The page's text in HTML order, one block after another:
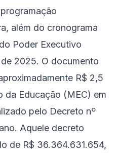
além do cronograma
Poder Executivo
2025. O documento
R$ 2,5
da Educação (MEC) em
pelo Decreto nº
Aquele decreto
de R$ 36.364.631.654,